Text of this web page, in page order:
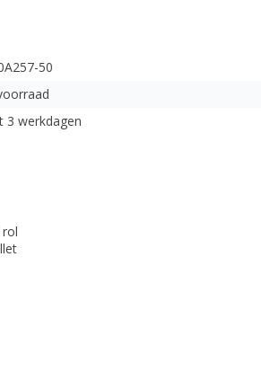
50
3 werkdagen